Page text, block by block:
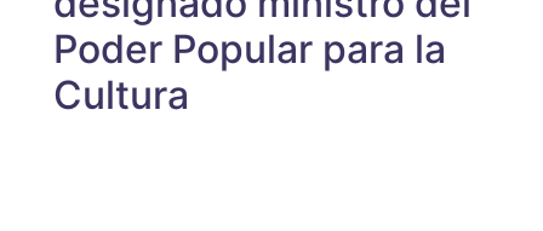
Poder Popular para la
Cultura